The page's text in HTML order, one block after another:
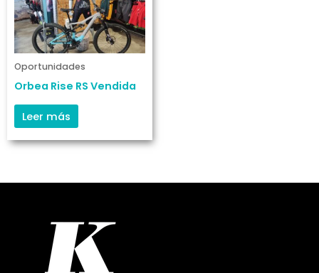
Oportunidades
Orbea Rise RS Vendida
Leer más